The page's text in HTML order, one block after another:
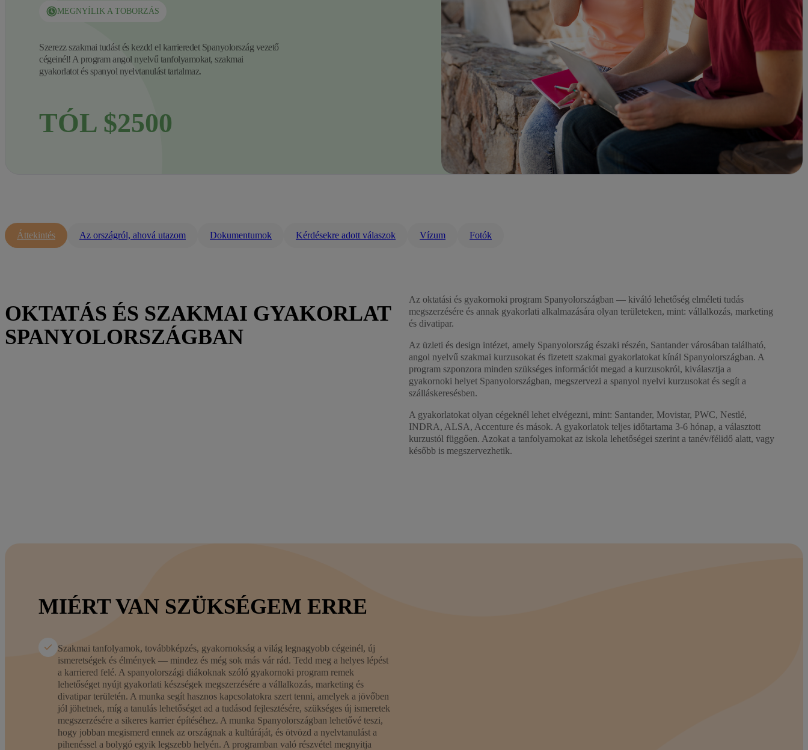
MEGNYÍLIK A TOBORZÁS
Szerezz szakmai tudást és kezdd el karrieredet Spanyolország vezető
cégeinél! A program angol nyelvű tanfolyamokat, szakmai
gyakorlatot és spanyol nyelvtanulást tartalmaz.
TÓL $2500
Áttekintés Az országról, ahová utazom Dokumentumok Kérdésekre adott válaszok Vízum Fotók
OKTATÁS ÉS SZAKMAI GYAKORLAT
SPANYOLORSZÁGBAN
Az oktatási és gyakornoki program Spanyolországban — kiváló lehetőség elméleti tudás
megszerzésére és annak gyakorlati alkalmazására olyan területeken, mint: vállalkozás, marketing
és divatipar.
Az üzleti és design intézet, amely Spanyolország északi részén, Santander városában található,
angol nyelvű szakmai kurzusokat és fizetett szakmai gyakorlatokat kínál Spanyolországban. A
program szponzora minden szükséges információt megad a kurzusokról, kiválasztja a
gyakornoki helyet Spanyolországban, megszervezi a spanyol nyelvi kurzusokat és segít a
szálláskeresésben.
A gyakorlatokat olyan cégeknél lehet elvégezni, mint: Santander, Movistar, PWC, Nestlé,
INDRA, ALSA, Accenture és mások. A gyakorlatok teljes időtartama 3-6 hónap, a választott
kurzustól függően. Azokat a tanfolyamokat az iskola lehetőségei szerint a tanév/félidő alatt, vagy
később is megszervezhetik.
MIÉRT VAN SZÜKSÉGEM ERRE
Szakmai tanfolyamok, továbbképzés, gyakornokság a világ legnagyobb cégeinél, új
ismeretségek és élmények — mindez és még sok más vár rád. Tedd meg a helyes lépést
a karriered felé. A spanyolországi diákoknak szóló gyakornoki program remek
lehetőséget nyújt gyakorlati készségek megszerzésére a vállalkozás, marketing és
divatipar területén. A munka segít hasznos kapcsolatokra szert tenni, amelyek a jövőben
jól jöhetnek, míg a tanulás lehetőséget ad a tudásod fejlesztésére, szükséges új ismeretek
megszerzésére a sikeres karrier építéséhez. A munka Spanyolországban lehetővé teszi,
hogy jobban megismerd ennek az országnak a kultúráját, és ötvözd a nyelvtanulást a
pihenéssel a bolygó egyik legszebb helyén. A programban való részvétel megnyitja